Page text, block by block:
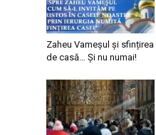
Zaheu Vameșul și sfințirea
de casă… Și nu numai!